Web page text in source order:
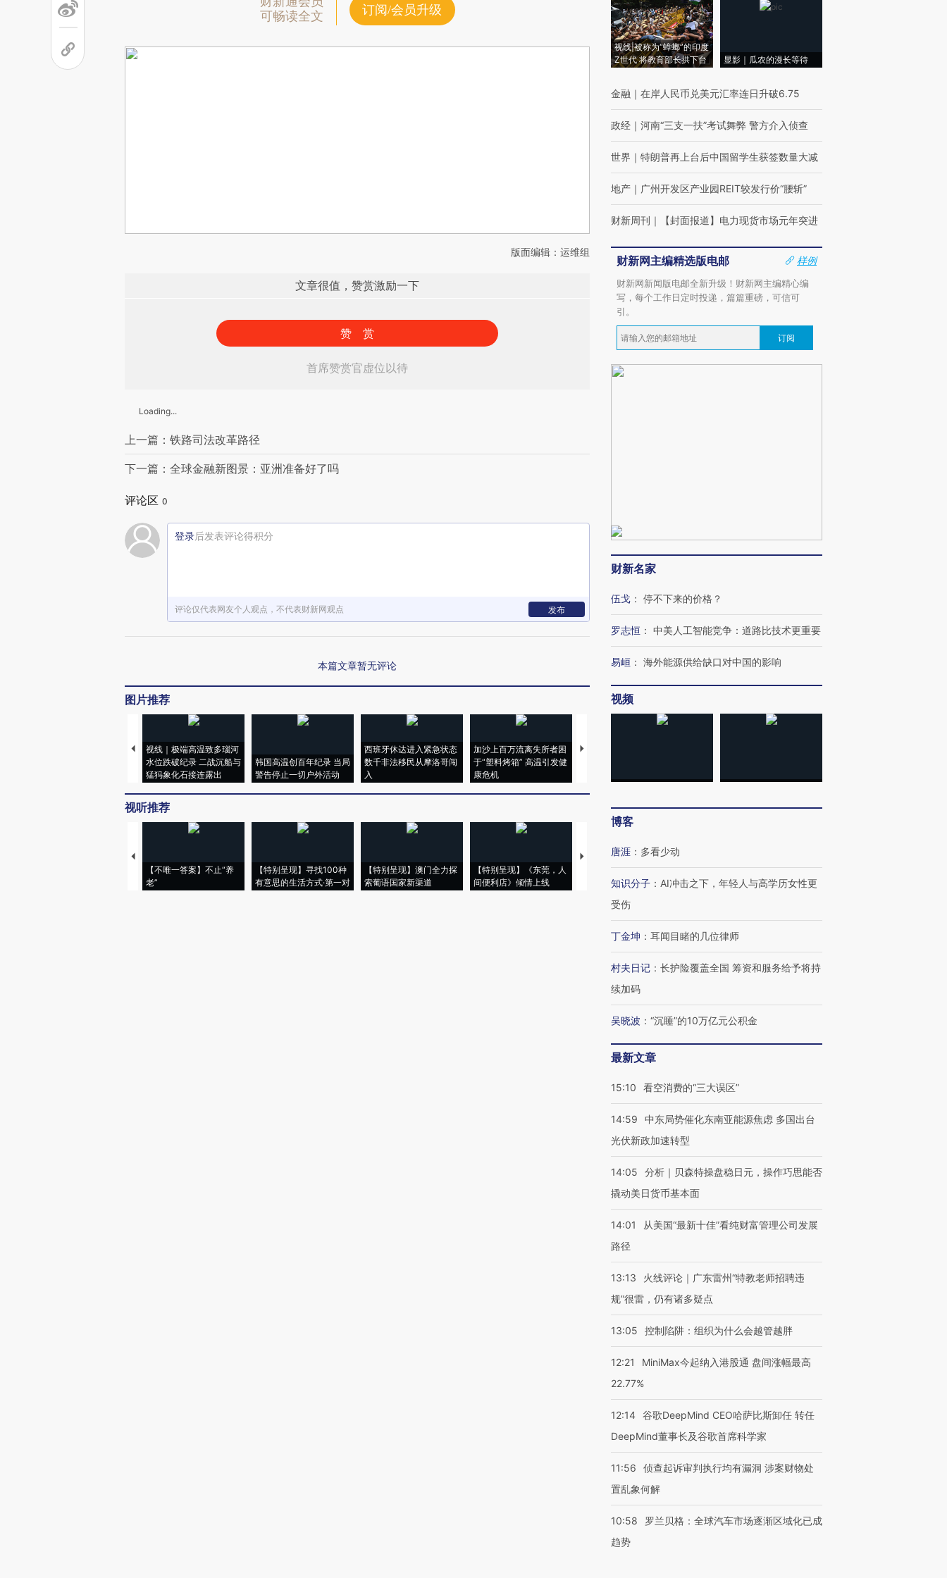
可畅读全文
订阅/会员升级
版面编辑：运维组
文章很值，赞赏激励一下
赞 赏
首席赞赏官虚位以待
Loading...
上一篇：铁路司法改革路径
下一篇：全球金融新图景：亚洲准备好了吗
评论区 0
登录后发表评论得积分
评论仅代表网友个人观点，不代表财新网观点 发布
本篇文章暂无评论
图片推荐
视线｜极端高温致多瑙河
水位跌破纪录 二战沉船与
猛犸象化石接连露出
韩国高温创百年纪录 当局
警告停止一切户外活动
西班牙休达进入紧急状态
数千非法移民从摩洛哥闯
入
加沙上百万流离失所者困
于“塑料烤箱” 高温引发健
康危机
马航飞行员跨国走私7万
视听推荐
【不唯一答案】不止“养
老”
【特别呈现】寻找100种
有意思的生活方式·第一对
【特别呈现】澳门全力探
索葡语国家新渠道
【特别呈现】《东莞，人
间便利店》倾情上线
【推广】走进第四届链博
会，让数智科技“链”接产
【特别呈现】寻找100种
有意思的生活方式·第三对
CFO：不靠规模取胜，华
住三大增长引擎是什么？
视线|被称为“蟑螂”的印度
Z世代 将教育部长拱下台
显影｜瓜农的漫长等待
金融 ｜ 在岸人民币兑美元汇率连日升破6.75
政经 ｜ 河南“三支一扶”考试舞弊 警方介入侦查
世界 ｜ 特朗普再上台后中国留学生获签数量大减
地产 ｜ 广州开发区产业园REIT较发行价“腰斩”
财新周刊 ｜ 【封面报道】电力现货市场元年突进
财新网主编精选版电邮
样例
财新网新闻版电邮全新升级！财新网主编精心编
写，每个工作日定时投递，篇篇重磅，可信可
引。
订阅
财新名家
伍戈 ： 停不下来的价格？
罗志恒 ： 中美人工智能竞争：道路比技术更重要
易峘 ： 海外能源供给缺口对中国的影响
视频
博客
唐涯 ： 多看少动
知识分子 ： AI冲击之下，年轻人与高学历女性更
受伤
丁金坤 ： 耳闻目睹的几位律师
村夫日记 ： 长护险覆盖全国 筹资和服务给予将持
续加码
吴晓波 ： “沉睡”的10万亿元公积金
最新文章
15:10 看空消费的“三大误区”
14:59
中东局势催化东南亚能源焦虑 多国出台
光伏新政加速转型
14:05
分析｜贝森特操盘稳日元，操作巧思能否
撬动美日货币基本面
14:01
从美国“最新十佳”看纯财富管理公司发展
路径
13:13
火线评论｜广东雷州“特教老师招聘违
规”很雷，仍有诸多疑点
13:05 控制陷阱：组织为什么会越管越胖
12:21
MiniMax今起纳入港股通 盘间涨幅最高
22.77%
12:14 谷歌DeepMind CEO哈萨比斯卸任 转任
DeepMind董事长及谷歌首席科学家
11:56
侦查起诉审判执行均有漏洞 涉案财物处
置乱象何解
10:58
罗兰贝格：全球汽车市场逐渐区域化已成
趋势